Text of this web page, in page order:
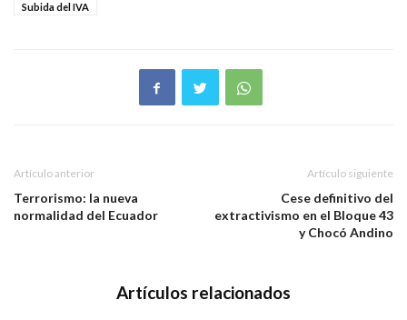
Subida del IVA
Artículo anterior
Terrorismo: la nueva
normalidad del Ecuador
Artículo siguiente
Cese definitivo del
extractivismo en el Bloque 43
y Chocó Andino
Artículos relacionados